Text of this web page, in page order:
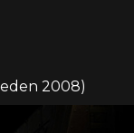
2008)